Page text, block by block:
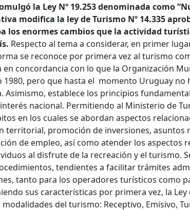
la Ley Nº 19.253 denominada como
modifica la ley de Turismo Nº 14.335
los enormes cambios que la actividad
Respecto al tema a considerar, en primer
se reconoce por primera vez al turismo
concordancia con lo que la Organización
1980, pero que hasta el momento Uruguay no
Asimismo, establece los principios
nacional. Permitiendo al Ministerio de
en los cuales se abordan aspectos
territorial, promoción de inversiones, asuntos
de empleo, así como atender los aspectos
al disfrute de la recreación y el turismo.
tendientes a facilitar trámites
tanto para los operadores turísticos como
sus características por primera vez, la Ley
del turismo: Receptivo, Emisivo,